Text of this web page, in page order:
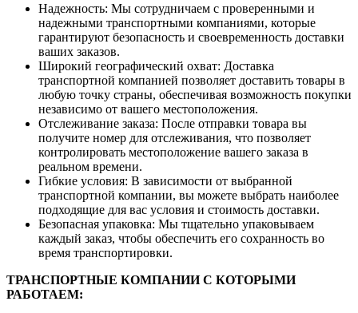
Надежность: Мы сотрудничаем с проверенными и
надежными транспортными компаниями, которые
гарантируют безопасность и своевременность доставки
ваших заказов.
Широкий географический охват: Доставка
транспортной компанией позволяет доставить товары в
любую точку страны, обеспечивая возможность покупки
независимо от вашего местоположения.
Отслеживание заказа: После отправки товара вы
получите номер для отслеживания, что позволяет
контролировать местоположение вашего заказа в
реальном времени.
Гибкие условия: В зависимости от выбранной
транспортной компании, вы можете выбрать наиболее
подходящие для вас условия и стоимость доставки.
Безопасная упаковка: Мы тщательно упаковываем
каждый заказ, чтобы обеспечить его сохранность во
время транспортировки.
ТРАНСПОРТНЫЕ КОМПАНИИ С КОТОРЫМИ
РАБОТАЕМ: